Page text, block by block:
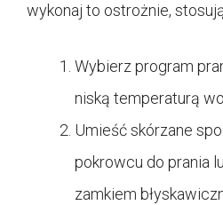
wykonaj to ostrożnie,
Wybierz program
niską temperaturą
Umieść skórzane
pokrowcu do prania
zamkiem